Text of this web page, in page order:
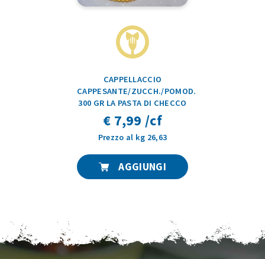
CAPPELLACCIO
CAPPESANTE/ZUCCH./POMOD.
300 GR LA PASTA DI CHECCO
€ 7,99 /cf
Prezzo al kg 26,63
AGGIUNGI